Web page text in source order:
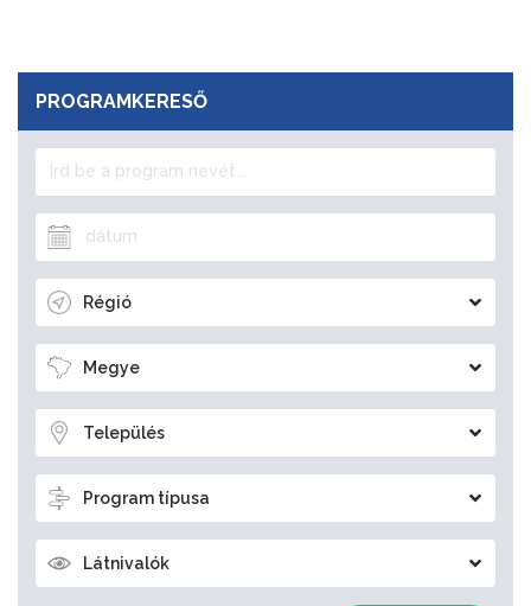
PROGRAMKERESŐ
Régió
Megye
Település
Program típusa
Látnivalók